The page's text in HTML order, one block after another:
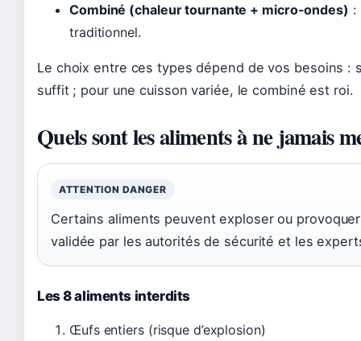
Combiné (chaleur tournante + micro-ondes) :
traditionnel.
Le choix entre ces types dépend de vos besoins :
suffit ; pour une cuisson variée, le combiné est roi.
Quels sont les aliments à ne jamais
ATTENTION DANGER
Certains aliments peuvent exploser ou
validée par les autorités de sécurité et les
Les 8 aliments interdits
Œufs entiers (risque d’explosion)